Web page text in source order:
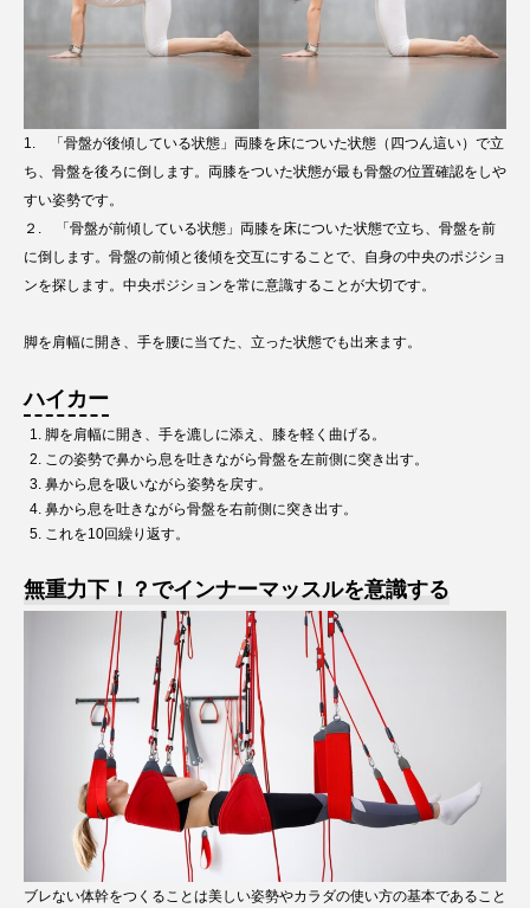
1. 「骨盤が後傾している状態」両膝を床についた状態（四つん這い）で立
ち、骨盤を後ろに倒します。両膝をついた状態が最も骨盤の位置確認をしや
すい姿勢です。
２. 「骨盤が前傾している状態」両膝を床についた状態で立ち、骨盤を前
に倒します。骨盤の前傾と後傾を交互にすることで、自身の中央のポジショ
ンを探します。中央ポジションを常に意識することが大切です。
脚を肩幅に開き、手を腰に当てた、立った状態でも出来ます。
ハイカー
脚を肩幅に開き、手を漉しに添え、膝を軽く曲げる。
この姿勢で鼻から息を吐きながら骨盤を左前側に突き出す。
鼻から息を吸いながら姿勢を戻す。
鼻から息を吐きながら骨盤を右前側に突き出す。
これを10回繰り返す。
無重力下！？でインナーマッスルを意識する
ブレない体幹をつくることは美しい姿勢やカラダの使い方の基本であること